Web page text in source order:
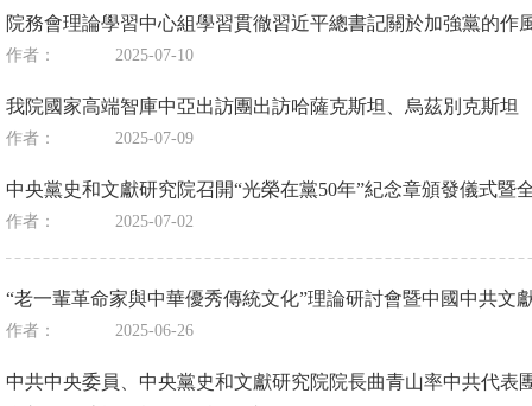
院務會理論學習中心組學習貫徹習近平總書記關於加強黨的
作者： 2025-07-10
我院國家高端智庫中亞出訪團出訪哈薩克斯坦、烏茲別克斯坦
作者： 2025-07-09
中央黨史和文獻研究院召開“光榮在黨50年”紀念章頒發儀式暨
作者： 2025-07-02
“老一輩革命家與中華優秀傳統文化”理論研討會暨中國中共文
作者： 2025-06-26
中共中央委員、中央黨史和文獻研究院院長曲青山率中共代表